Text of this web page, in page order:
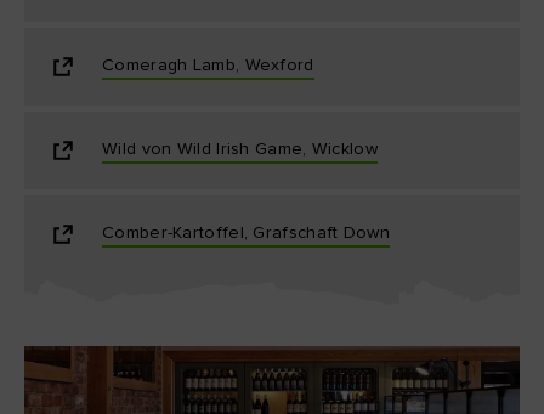
Comeragh Lamb, Wexford
Wild von Wild Irish Game, Wicklow
Comber-Kartoffel, Grafschaft Down